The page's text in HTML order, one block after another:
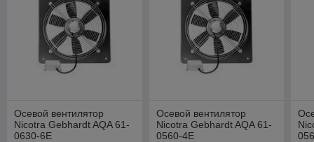
Осевой вентилятор
Nicotra Gebhardt AQA 61-
0630-6E
Осевой вентилятор
Nicotra Gebhardt AQA 61-
0560-4E